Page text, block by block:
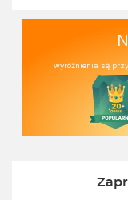
wyróżnienia są